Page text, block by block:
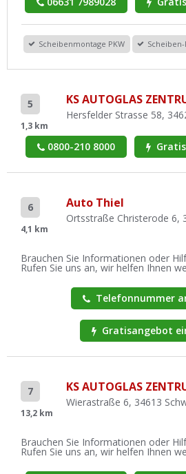
Scheibenmontage PKW
5
1,3 km
KS AUTOGLAS
Hersfelder Strasse 58,
0800-210 8000
6
4,1 km
Auto Thiel
Ortsstraße Christerode 6,
Brauchen Sie Informationen oder
Rufen Sie uns an, wir helfen Ihnen
Telefonnummer
Gratisangebot
7
13,2 km
KS AUTOGLAS
Wierastraße 6, 34613
Brauchen Sie Informationen oder
Rufen Sie uns an, wir helfen Ihnen